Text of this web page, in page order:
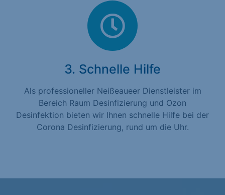
3. Schnelle Hilfe
Als professioneller Neißeaueer Dienstleister im
Bereich Raum Desinfizierung und Ozon
Desinfektion bieten wir Ihnen schnelle Hilfe bei der
Corona Desinfizierung, rund um die Uhr.